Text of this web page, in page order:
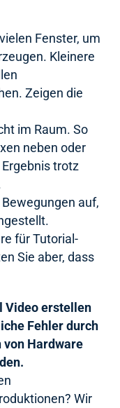
Fenster, um
Kleinere
Zeigen die
im Raum. So
neben oder
trotz
auf,
für Tutorial-
Sie aber, dass
Video erstellen
Fehler durch
von Hardware
Wir